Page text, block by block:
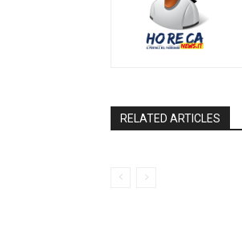
RELATED ARTICLES